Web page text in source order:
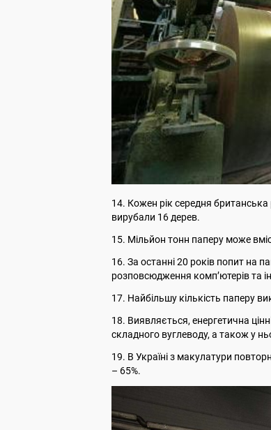
14. Кожен рік середня британська
вирубали 16 дерев.
15. Мільйон тонн паперу може
16. За останні 20 років попит на
розповсюдження комп’ютерів та
17. Найбільшу кількість паперу
18. Виявляється, енергетична
складного вуглеводу, а також у
19. В Україні з макулатури
– 65%.